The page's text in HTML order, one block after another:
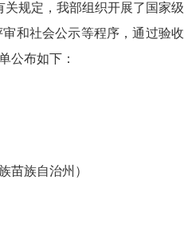
规定，我部组织开展了国家级
和社会公示等程序，通过验收
公布如下：
苗族自治州）